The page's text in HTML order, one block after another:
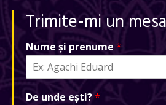
Trimite-mi un
Nume și prenume *
De unde ești?*